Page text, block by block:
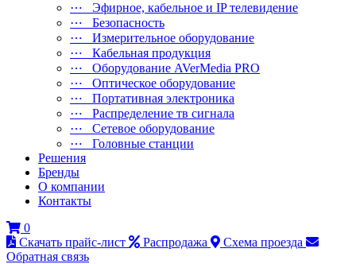
⋯ Эфирное, кабельное и IP телевидение
⋯ Безопасность
⋯ Измерительное оборудование
⋯ Кабельная продукция
⋯ Оборудование AVerMedia PRO
⋯ Оптическое оборудование
⋯ Портативная электроника
⋯ Распределение тв сигнала
⋯ Сетевое оборудование
⋯ Головные станции
Решения
Бренды
О компании
Контакты
0
Скачать прайс-лист
Распродажа
Схема проезда
Обратная связь